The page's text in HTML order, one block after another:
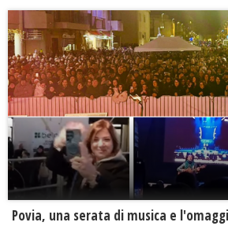
Povia, una serata di musica e